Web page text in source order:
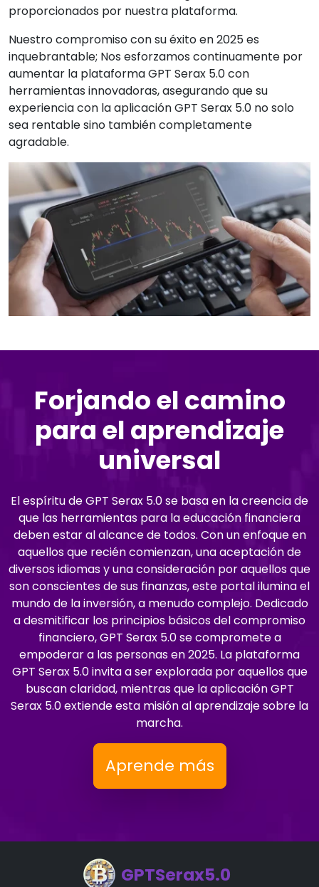
proporcionados por nuestra plataforma.
Nuestro compromiso con su éxito en 2025 es
inquebrantable; Nos esforzamos continuamente por
aumentar la plataforma GPT Serax 5.0 con
herramientas innovadoras, asegurando que su
experiencia con la aplicación GPT Serax 5.0 no solo
sea rentable sino también completamente
agradable.
Forjando el camino
para el aprendizaje
universal
El espíritu de GPT Serax 5.0 se basa en la creencia de
que las herramientas para la educación financiera
deben estar al alcance de todos. Con un enfoque en
aquellos que recién comienzan, una aceptación de
diversos idiomas y una consideración por aquellos que
son conscientes de sus finanzas, este portal ilumina el
mundo de la inversión, a menudo complejo. Dedicado
a desmitificar los principios básicos del compromiso
financiero, GPT Serax 5.0 se compromete a
empoderar a las personas en 2025. La plataforma
GPT Serax 5.0 invita a ser explorada por aquellos que
buscan claridad, mientras que la aplicación GPT
Serax 5.0 extiende esta misión al aprendizaje sobre la
marcha.
Aprende más
GPTSerax5.0